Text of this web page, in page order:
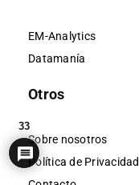
EM-Analytics
Datamanía
Otros
Sobre nosotros
Política de Privacidad
33